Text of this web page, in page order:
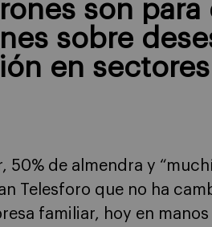
son para
sobre
en
50% de almendra y
Telesforo que no ha
familiar, hoy en